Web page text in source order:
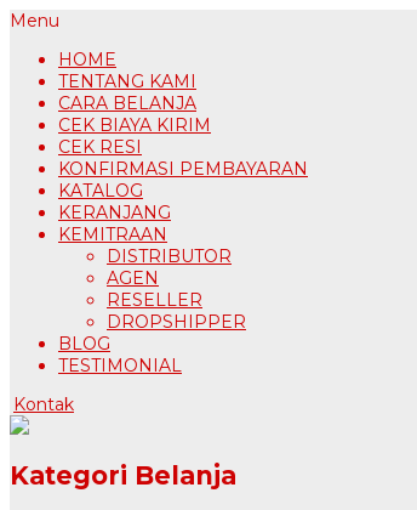
Menu
HOME
TENTANG KAMI
CARA BELANJA
CEK BIAYA KIRIM
CEK RESI
KONFIRMASI PEMBAYARAN
KATALOG
KERANJANG
KEMITRAAN
DISTRIBUTOR
AGEN
RESELLER
DROPSHIPPER
BLOG
TESTIMONIAL
Kontak
Kategori Belanja